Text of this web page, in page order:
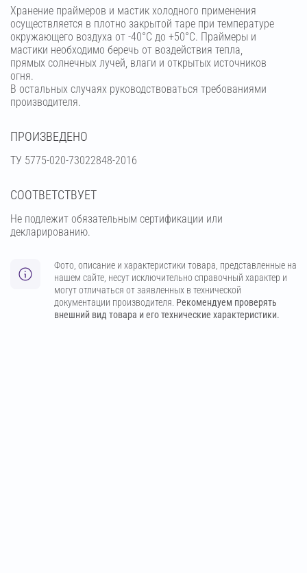
Хранение праймеров и мастик холодного применения
осуществляется в плотно закрытой таре при температуре
окружающего воздуха от -40°С до +50°С. Праймеры и
мастики необходимо беречь от воздействия тепла,
прямых солнечных лучей, влаги и открытых источников
огня.
В остальных случаях руководствоваться требованиями
производителя.
ПРОИЗВЕДЕНО
ТУ 5775-020-73022848-2016
СООТВЕТСТВУЕТ
Не подлежит обязательным сертификации или
декларированию.
Фото, описание и характеристики товара, представленные на
нашем сайте, несут исключительно справочный характер и
могут отличаться от заявленных в технической
документации производителя. Рекомендуем проверять
внешний вид товара и его технические характеристики.